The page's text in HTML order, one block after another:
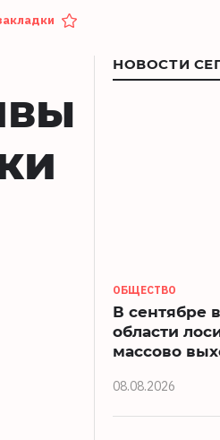
НОВОСТИ
ОБЩЕСТВО
В сентябре
области
массово
08.08.2026